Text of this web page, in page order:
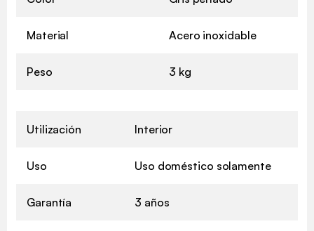
Material Acero inoxidable
Peso 3 kg
Utilización Interior
Uso Uso doméstico solamente
Garantía 3 años